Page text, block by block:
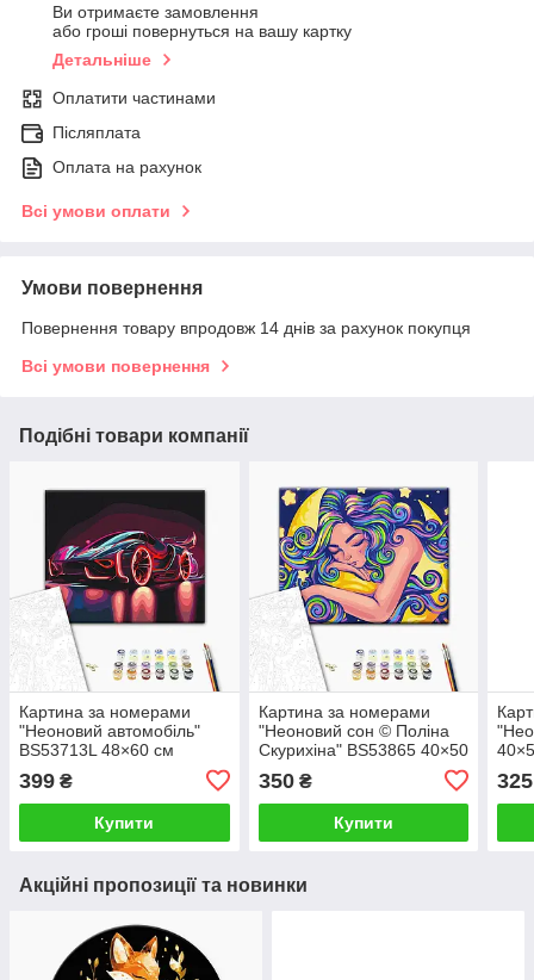
Ви отримаєте замовлення
або гроші повернуться на вашу картку
Детальніше
Оплатити частинами
Післяплата
Оплата на рахунок
Всі умови оплати
Умови повернення
Повернення товару впродовж 14 днів за рахунок покупця
Всі умови повернення
Подібні товари компанії
Картина за номерами
"Неоновий автомобіль"
BS53713L 48×60 см
399 ₴
Купити
Картина за номерами
"Неоновий сон © Поліна
Скурихіна" BS53865 40×50
350₴
Купити
325
Акційні пропозиції та новинки